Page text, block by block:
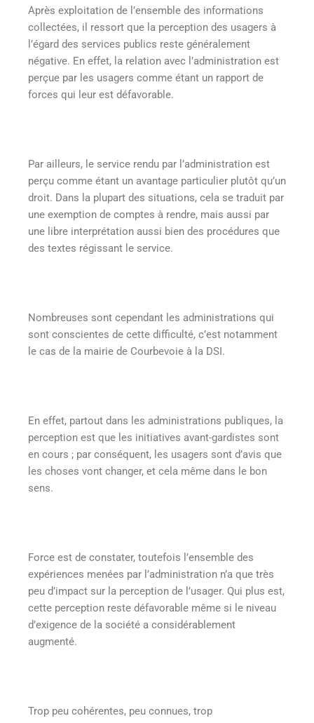
Après exploitation de l’ensemble des informations
collectées, il ressort que la perception des usagers à
l’égard des services publics reste généralement
négative. En effet, la relation avec l’administration est
perçue par les usagers comme étant un rapport de
forces qui leur est défavorable.
Par ailleurs, le service rendu par l’administration est
perçu comme étant un avantage particulier plutôt qu’un
droit. Dans la plupart des situations, cela se traduit par
une exemption de comptes à rendre, mais aussi par
une libre interprétation aussi bien des procédures que
des textes régissant le service.
Nombreuses sont cependant les administrations qui
sont conscientes de cette difficulté, c’est notamment
le cas de la mairie de Courbevoie à la DSI.
En effet, partout dans les administrations publiques, la
perception est que les initiatives avant-gardistes sont
en cours ; par conséquent, les usagers sont d’avis que
les choses vont changer, et cela même dans le bon
sens.
Force est de constater, toutefois l’ensemble des
expériences menées par l’administration n’a que très
peu d’impact sur la perception de l’usager. Qui plus est,
cette perception reste défavorable même si le niveau
d’exigence de la société a considérablement
augmenté.
Trop peu cohérentes, peu connues, trop